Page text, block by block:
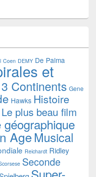
Coen DEMY De Palma
et
Continents Gene
Hawks Histoire
Le plus beau film
géographique
AgeMusical
Reichardt Ridley
Seconde